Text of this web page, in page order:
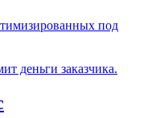
под
деньги заказчика.